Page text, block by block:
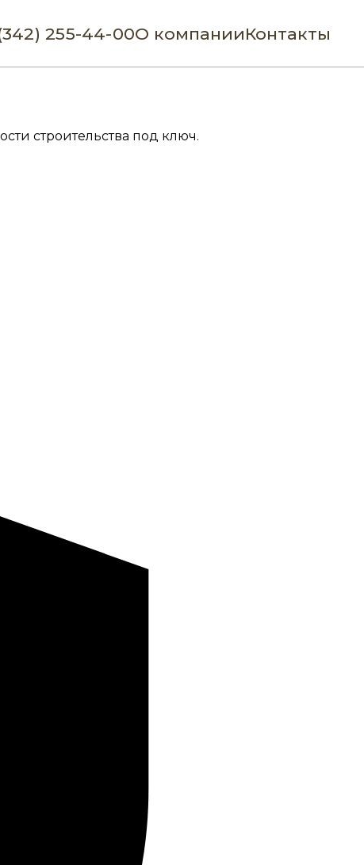
255-44-00О компанииКонтакты
строительства под ключ.